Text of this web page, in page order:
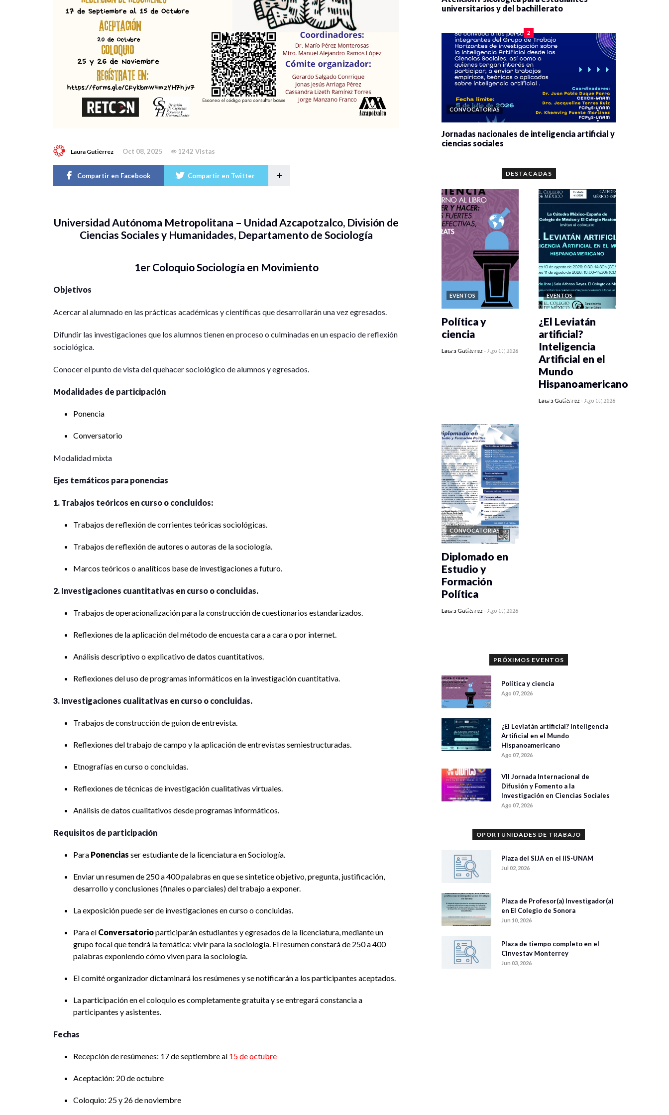
Laura Gutiérrez Oct 08, 2025 1242 Vistas
Compartir en Facebook Compartir en Twitter +
Universidad Autónoma Metropolitana – Unidad Azcapotzalco, División de
Ciencias Sociales y Humanidades, Departamento de Sociología
1er Coloquio Sociología en Movimiento
Objetivos
Acercar al alumnado en las prácticas académicas y científicas que desarrollarán una vez egresados.
Difundir las investigaciones que los alumnos tienen en proceso o culminadas en un espacio de reflexión
sociológica.
Conocer el punto de vista del quehacer sociológico de alumnos y egresados.
Modalidades de participación
Ponencia
Conversatorio
Modalidad mixta
Ejes temáticos para ponencias
1. Trabajos teóricos en curso o concluidos:
Trabajos de reflexión de corrientes teóricas sociológicas.
Trabajos de reflexión de autores o autoras de la sociología.
Marcos teóricos o analíticos base de investigaciones a futuro.
2. Investigaciones cuantitativas en curso o concluidas.
Trabajos de operacionalización para la construcción de cuestionarios estandarizados.
Reflexiones de la aplicación del método de encuesta cara a cara o por internet.
Análisis descriptivo o explicativo de datos cuantitativos.
Reflexiones del uso de programas informáticos en la investigación cuantitativa.
3. Investigaciones cualitativas en curso o concluidas.
Trabajos de construcción de guion de entrevista.
Reflexiones del trabajo de campo y la aplicación de entrevistas semiestructuradas.
Etnografías en curso o concluidas.
Reflexiones de técnicas de investigación cualitativas virtuales.
Análisis de datos cualitativos desde programas informáticos.
Requisitos de participación
Para Ponencias ser estudiante de la licenciatura en Sociología.
Enviar un resumen de 250 a 400 palabras en que se sintetice objetivo, pregunta, justificación,
desarrollo y conclusiones (finales o parciales) del trabajo a exponer.
La exposición puede ser de investigaciones en curso o concluidas.
Para el Conversatorioparticiparán estudiantes y egresados de la licenciatura, mediante un
grupo focal que tendrá la temática: vivir para la sociología. El resumen constará de 250 a 400
palabras exponiendo cómo viven para la sociología.
El comité organizador dictaminará los resúmenes y se notificarán a los participantes aceptados.
La participación en el coloquio es completamente gratuita y se entregará constancia a
participantes y asistentes.
Fechas
Recepción de resúmenes: 17 de septiembre al 15 de octubre
Aceptación: 20 de octubre
Coloquio: 25 y 26 de noviembre
universitarios y del bachillerato
2
CONVOCATORIAS
Jornadas nacionales de inteligencia artificial y
ciencias sociales
DESTACADAS
EVENTOS
0 veces compartido
Política y
ciencia
Laura Gutiérrez -Ago 07, 2026
EVENTOS
0 veces compartido
¿El Leviatán
artificial?
Inteligencia
Artificial en el
Mundo
Hispanoamericano
Laura Gutiérrez -Ago 07, 2026
CONVOCATORIAS
0 veces compartido
Diplomado en
Estudio y
Formación
Política
Laura Gutiérrez -Ago 07, 2026
PRÓXIMOS EVENTOS
Política y ciencia
Ago 07, 2026
¿El Leviatán artificial? Inteligencia
Artificial en el Mundo
Hispanoamericano
Ago 07, 2026
VII Jornada Internacional de
Difusión y Fomento a la
Investigación en Ciencias Sociales
Ago 07, 2026
OPORTUNIDADES DE TRABAJO
Plaza del SIJA en el IIS-UNAM
Jul 02, 2026
Plaza de Profesor(a) Investigador(a)
en El Colegio de Sonora
Jun 10, 2026
Plaza de tiempo completo en el
Cinvestav Monterrey
Jun 03, 2026